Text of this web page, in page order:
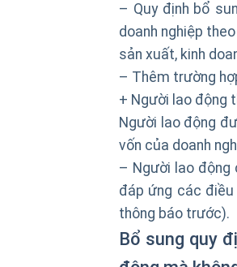
– Quy định bổ
doanh nghiệp
sản xuất, kinh
– Thêm trường
+ Người lao động
Người lao động
vốn của doanh
– Người lao động
đáp ứng các
thông báo trước).
Bổ sung quy